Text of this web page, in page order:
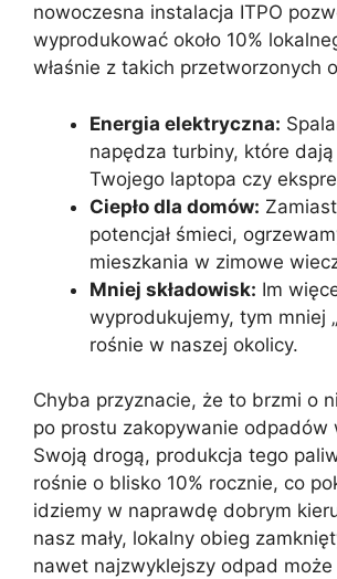
nowoczesna instalacja ITPO
wyprodukować około 10%
właśnie z takich przetworzonych
Energia elektryczna:
napędza turbiny, które
Twojego laptopa czy
Ciepło dla domów:
potencjał śmieci,
mieszkania w zimowe
Mniej składowisk: Im
wyprodukujemy, tym mniej
rośnie w naszej okolicy.
Chyba przyznacie, że to brzmi o
po prostu zakopywanie odpadów
Swoją drogą, produkcja tego
rośnie o blisko 10% rocznie, co
idziemy w naprawdę dobrym
nasz mały, lokalny obieg
nawet najzwyklejszy odpad